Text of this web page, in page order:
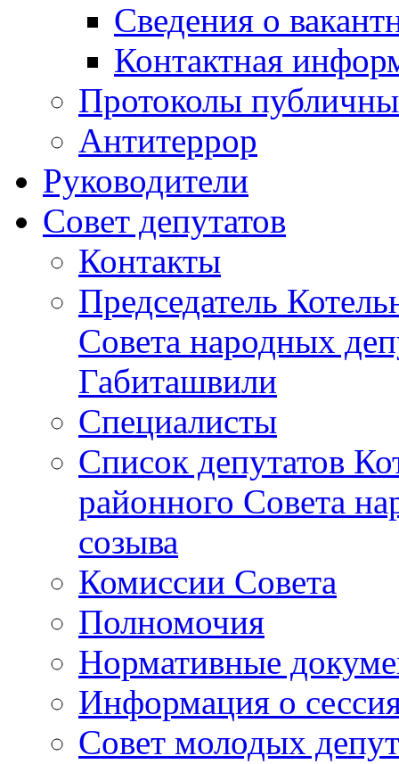
Сведения о
Контактная
Протоколы
Антитеррор
Руководители
Совет депутатов
Контакты
Председатель
Совета народных
Габиташвили
Специалисты
Список депутатов
районного Совета
созыва
Комиссии Совета
Полномочия
Нормативные
Информация о
Совет молодых